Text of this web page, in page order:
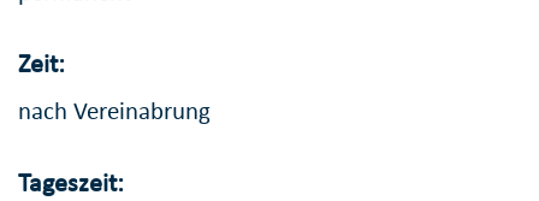
Zeit:
nach Vereinabrung
Tageszeit: